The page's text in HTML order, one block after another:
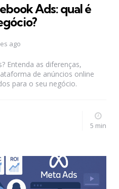
Ads: qual é
ago
Entenda as diferenças,
de anúncios online
para o seu negócio.
5 min